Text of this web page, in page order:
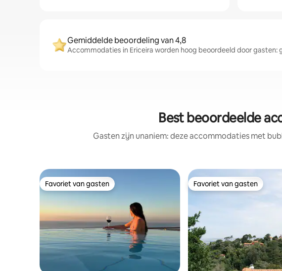
Gemiddelde beoordeling van 4,8
Accommodaties in Ericeira worden hoog beoordeeld door gasten:
Best beoordeelde
Gasten zijn unaniem: deze accommodaties met
Favoriet van gasten
Favoriet van gasten Favoriet van gasten
Favoriet van gasten